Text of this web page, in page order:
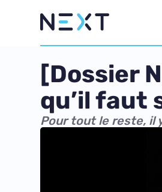
[Dossier
qu’il faut
Pour tout le reste, il